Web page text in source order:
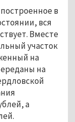
в
вся
Вместе
участок
на
на
а